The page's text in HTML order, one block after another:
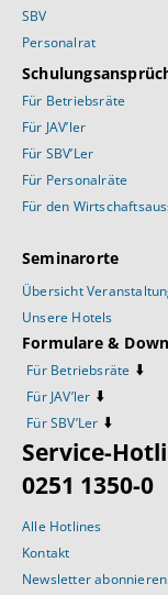
SBV
Personalrat
Für Betriebsräte
Für JAV’ler
Für SBV’Ler
Für Personalräte
Für den
Seminarorte
Übersicht
Unsere Hotels
Formulare &
Für Betriebsräte ⬇️
Für JAV’ler ⬇️
Für SBV’Ler ⬇️
Service-
0251 1350-0
Alle Hotlines
Kontakt
Newsletter abonnieren